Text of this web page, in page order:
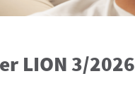
LION 3/2026